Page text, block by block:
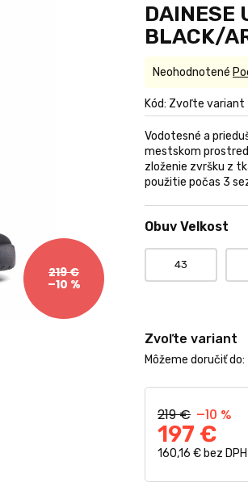
219 €
–10 %
DAINESE
BLACK/
Kód: Zvoľte variant
Obuv Velkost
43
Zvoľte variant
Môžeme doručiť do:
219 € –10 %
197 €
160,16 € bez DPH
Vodotesné a
mestskom
zloženie zvršku z
použitie počas 3
Priemerné
produktu
je
0,0
z
5
hviezdičiek.
Neohodnotené